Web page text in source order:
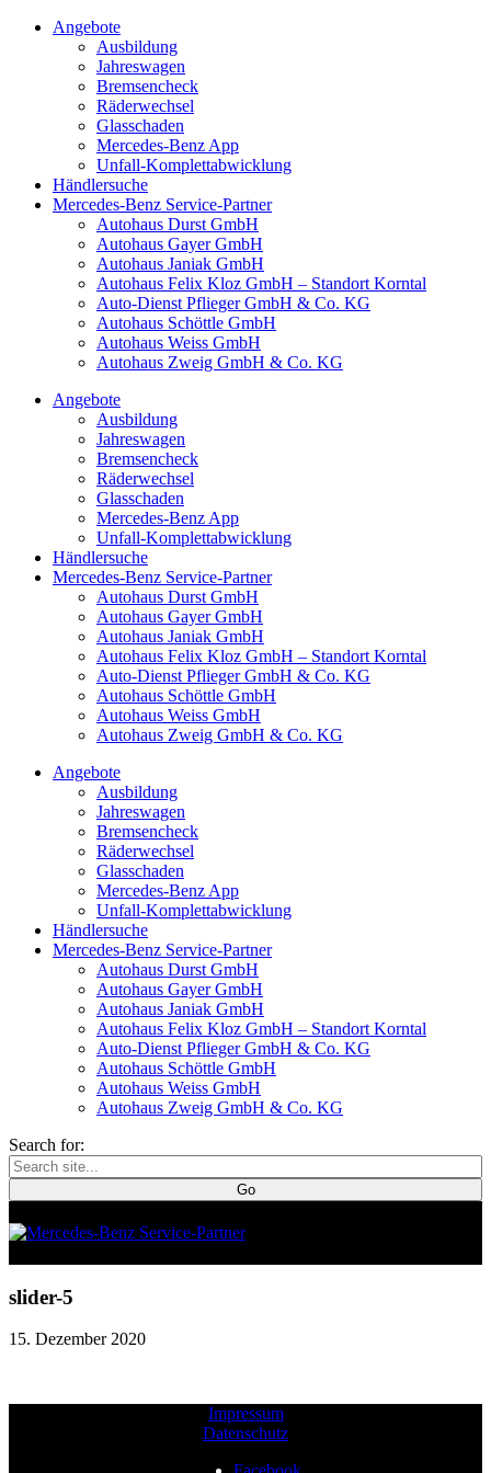
Angebote
Ausbildung
Jahreswagen
Bremsencheck
Räderwechsel
Glasschaden
Mercedes-Benz App
Unfall-Komplettabwicklung
Händlersuche
Mercedes-Benz Service-Partner
Autohaus Durst GmbH
Autohaus Gayer GmbH
Autohaus Janiak GmbH
Autohaus Felix Kloz GmbH – Standort Korntal
Auto-Dienst Pflieger GmbH & Co. KG
Autohaus Schöttle GmbH
Autohaus Weiss GmbH
Autohaus Zweig GmbH & Co. KG
Angebote
Ausbildung
Jahreswagen
Bremsencheck
Räderwechsel
Glasschaden
Mercedes-Benz App
Unfall-Komplettabwicklung
Händlersuche
Mercedes-Benz Service-Partner
Autohaus Durst GmbH
Autohaus Gayer GmbH
Autohaus Janiak GmbH
Autohaus Felix Kloz GmbH – Standort Korntal
Auto-Dienst Pflieger GmbH & Co. KG
Autohaus Schöttle GmbH
Autohaus Weiss GmbH
Autohaus Zweig GmbH & Co. KG
Angebote
Ausbildung
Jahreswagen
Bremsencheck
Räderwechsel
Glasschaden
Mercedes-Benz App
Unfall-Komplettabwicklung
Händlersuche
Mercedes-Benz Service-Partner
Autohaus Durst GmbH
Autohaus Gayer GmbH
Autohaus Janiak GmbH
Autohaus Felix Kloz GmbH – Standort Korntal
Auto-Dienst Pflieger GmbH & Co. KG
Autohaus Schöttle GmbH
Autohaus Weiss GmbH
Autohaus Zweig GmbH & Co. KG
Search for:
slider-5
15. Dezember 2020
Impressum
Datenschutz